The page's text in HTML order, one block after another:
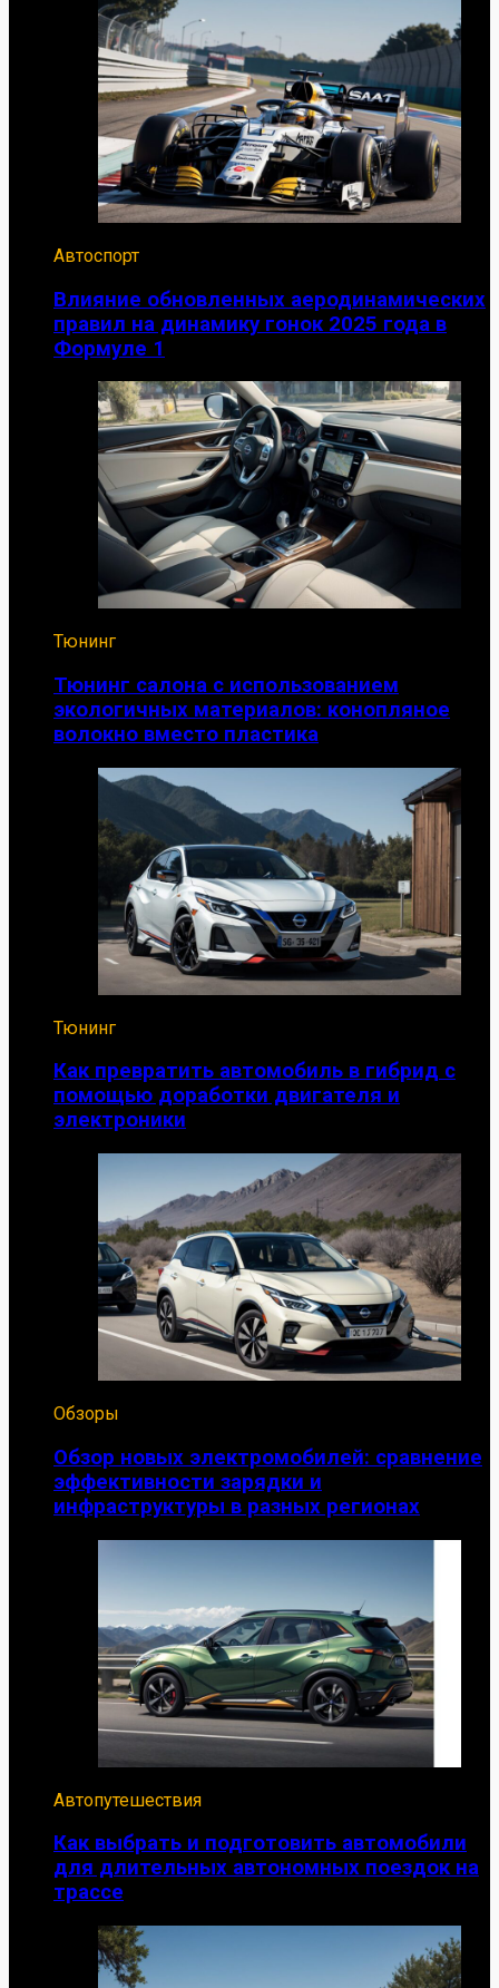
Автоспорт
Влияние обновленных аеродинамических
правил на динамику гонок 2025 года в
Формуле 1
Тюнинг
Тюнинг салона с использованием
экологичных материалов: конопляное
волокно вместо пластика
Тюнинг
Как превратить автомобиль в гибрид с
помощью доработки двигателя и
электроники
Обзоры
Обзор новых электромобилей: сравнение
эффективности зарядки и
инфраструктуры в разных регионах
Автопутешествия
Как выбрать и подготовить автомобили
для длительных автономных поездок на
трассе